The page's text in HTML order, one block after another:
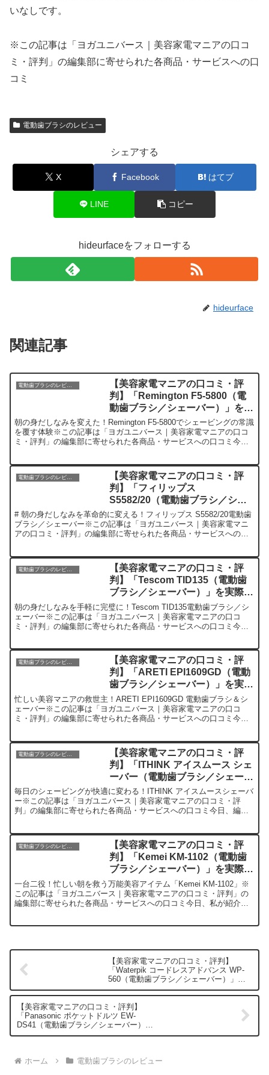
いなしです。
※この記事は「ヨガユニバース｜美容家電マニアの口コ
ミ・評判」の編集部に寄せられた各商品・サービスへの口
コミ
電動歯ブラシのレビュー
シェアする
X Facebook はてブ
LINE コピー
hideurfaceをフォローする
hideurface
関連記事
【美容家電マニアの口コミ・評
判】「Remington F5-5800（電
動歯ブラシ／シェーバー）」を実
際に使ってみた正直感想
朝の身だしなみを変えた！Remington F5-5800でシェービングの常識
を覆す体験※この記事は「ヨガユニバース｜美容家電マニアの口コ
ミ・評判」の編集部に寄せられた各商品・サービスへの口コミ今
電動歯ブラシのレビュー
【美容家電マニアの口コミ・評
判】「フィリップス
S5582/20（電動歯ブラシ／シェ
ーバー）」を実際に使ってみた正
直感想
# 朝の身だしなみを革命的に変える！フィリップス S5582/20電動歯
ブラシ／シェーバー※この記事は「ヨガユニバース｜美容家電マニ
アの口コミ・評判」の編集部に寄せられた各商品・サービスへの口
電動歯ブラシのレビュー
【美容家電マニアの口コミ・評
判】「Tescom TID135（電動歯
ブラシ／シェーバー）」を実際に
使ってみた正直感想
朝の身だしなみを手軽に完璧に！Tescom TID135電動歯ブラシ／シ
ェーバー※この記事は「ヨガユニバース｜美容家電マニアの口コ
ミ・評判」の編集部に寄せられた各商品・サービスへの口コミ今
【美容家電マニアの口コミ・評
判】「ARETI EPI1609GD（電動
歯ブラシ／シェーバー）」を実際
に使ってみた正直感想
忙しい美容マニアの救世主！ARETI EPI1609GD 電動歯ブラシ＆シ
ェーバー※この記事は「ヨガユニバース｜美容家電マニアの口コ
ミ・評判」の編集部に寄せられた各商品・サービスへの口コミ今
【美容家電マニアの口コミ・評
判】「ITHINK アイスムース シェ
ーバー（電動歯ブラシ／シェーバ
ー）」を実際に使ってみた正直感
想
毎日のシェービングが快適に変わる！ITHINK アイスムースシェーバ
ー※この記事は「ヨガユニバース｜美容家電マニアの口コミ・評
判」の編集部に寄せられた各商品・サービスへの口コミ今日、編集
電動歯ブラシのレビュー
【美容家電マニアの口コミ・評
判】「Kemei KM-1102（電動歯
ブラシ／シェーバー）」を実際に
使ってみた正直感想
一台二役！忙しい朝を救う万能美容アイテム「Kemei KM-1102」※
この記事は「ヨガユニバース｜美容家電マニアの口コミ・評判」の
編集部に寄せられた各商品・サービスへの口コミ今日、私が紹介し
【美容家電マニアの口コミ・評判】
「Waterpik コードレスアドバンス WP-
560（電動歯ブラシ／シェーバー）」を
実際に使ってみた正直感想
【美容家電マニアの口コミ・評判】
「Panasonic ポケットドルツ EW-
DS41（電動歯ブラシ／シェーバー）」
を実際に使ってみた正直感想
ホーム 電動歯ブラシのレビュー